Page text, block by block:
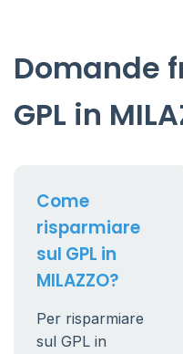
Domande
GPL in
Come
risparmiare
sul GPL in
MILAZZO?
Per risparmiare
sul GPL in